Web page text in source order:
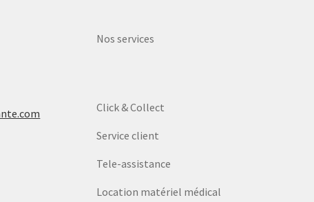
Nos services
Click & Collect
Service client
Tele-assistance
Location matériel médical